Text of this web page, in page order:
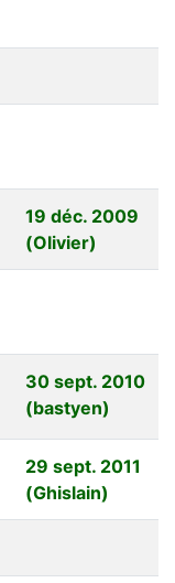
19 déc. 2009
(Olivier)
30 sept. 2010
(bastyen)
29 sept. 2011
(Ghislain)